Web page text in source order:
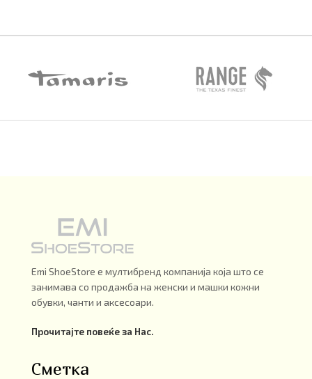
Emi ShoeStore е мултибренд компанија која што се
занимава со продажба на женски и машки кожни
обувки, чанти и аксесоари.
Прочитајте повеќе за Нас.
Сметка